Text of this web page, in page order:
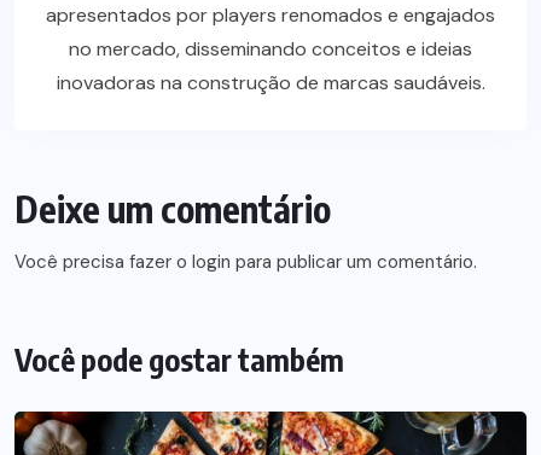
apresentados por players renomados e engajados
no mercado, disseminando conceitos e ideias
inovadoras na construção de marcas saudáveis.
Deixe um comentário
Você precisa fazer o login para publicar um comentário.
Você pode gostar também